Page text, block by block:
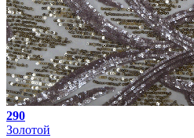
290
Золотой